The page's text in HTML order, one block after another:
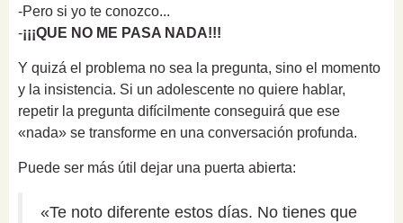
-Pero si yo te conozco...
-¡¡¡QUE NO ME PASA NADA!!!
Y quizá el problema no sea la pregunta, sino el momento
y la insistencia. Si un adolescente no quiere hablar,
repetir la pregunta difícilmente conseguirá que ese
«nada» se transforme en una conversación profunda.
Puede ser más útil dejar una puerta abierta:
«Te noto diferente estos días. No tienes que